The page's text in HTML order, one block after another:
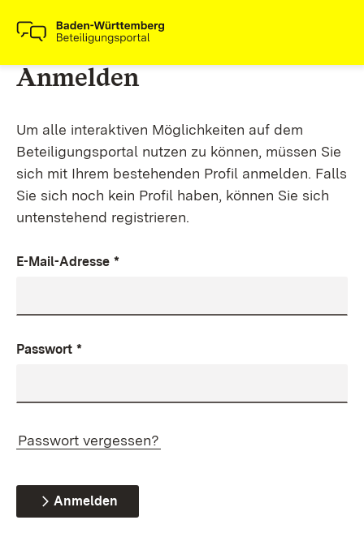
Anmelden
Um alle interaktiven Möglichkeiten auf dem
Beteiligungsportal nutzen zu können, müssen Sie
sich mit Ihrem bestehenden Profil anmelden. Falls
Sie sich noch kein Profil haben, können Sie sich
untenstehend registrieren.
E-Mail-Adresse *
Passwort *
Passwort vergessen?
Anmelden